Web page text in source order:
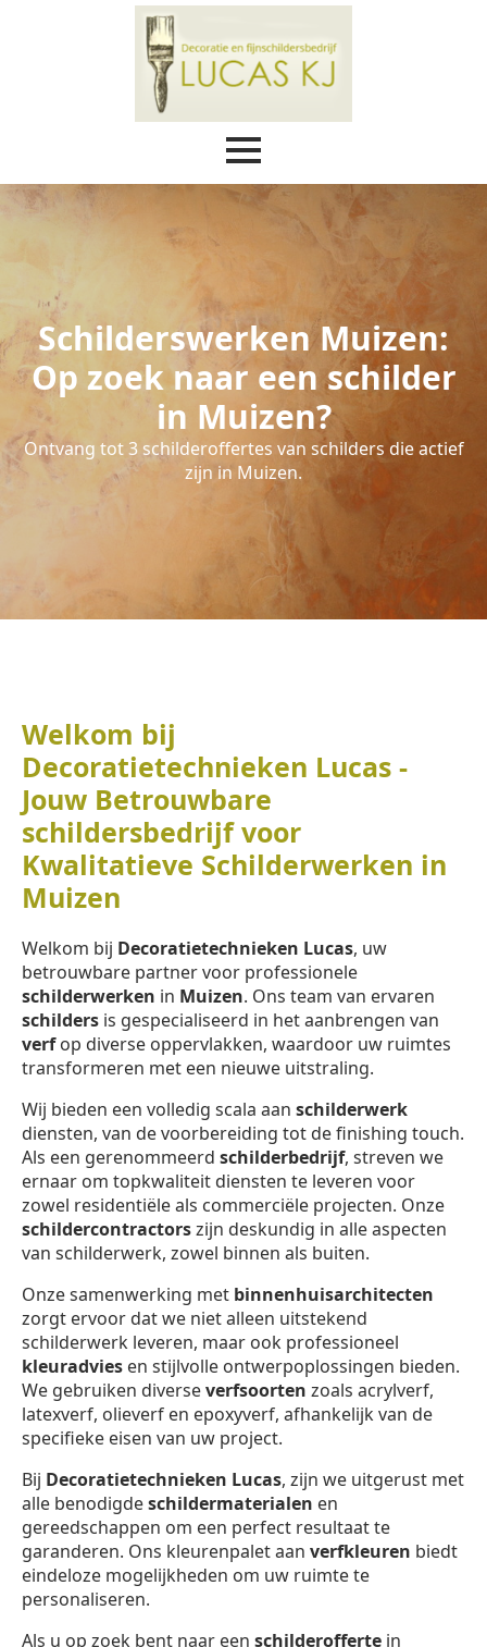
Schilderswerken Muizen:
Op zoek naar een schilder
in Muizen?
Ontvang tot 3 schilderoffertes van schilders die actief
zijn in Muizen.
Welkom bij
Decoratietechnieken Lucas -
Jouw Betrouwbare
schildersbedrijf voor
Kwalitatieve Schilderwerken in
Muizen
Welkom bij Decoratietechnieken Lucas, uw
betrouwbare partner voor professionele
schilderwerken in Muizen. Ons team van ervaren
schilders is gespecialiseerd in het aanbrengen van
verfop diverse oppervlakken, waardoor uw ruimtes
transformeren met een nieuwe uitstraling.
Wij bieden een volledig scala aan schilderwerk
diensten, van de voorbereiding tot de finishing touch.
Als een gerenommeerd schilderbedrijf, streven we
ernaar om topkwaliteit diensten te leveren voor
zowel residentiële als commerciële projecten. Onze
schildercontractorszijn deskundig in alle aspecten
van schilderwerk, zowel binnen als buiten.
Onze samenwerking met binnenhuisarchitecten
zorgt ervoor dat we niet alleen uitstekend
schilderwerk leveren, maar ook professioneel
kleuradvies en stijlvolle ontwerpoplossingen bieden.
We gebruiken diverseverfsoorten zoals acrylverf,
latexverf, olieverf en epoxyverf, afhankelijk van de
specifieke eisen van uw project.
Bij Decoratietechnieken Lucas, zijn we uitgerust met
alle benodigdeschildermaterialen en
gereedschappen om een perfect resultaat te
garanderen. Ons kleurenpalet aan verfkleuren biedt
eindeloze mogelijkheden om uw ruimte te
personaliseren.
Als u op zoek bent naar een schilderofferte in